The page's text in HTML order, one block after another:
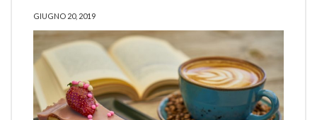
GIUGNO 20, 2019